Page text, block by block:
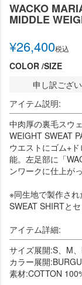
WACKO
MIDDLE
¥26,400税込
COLOR SIZE
申し訳ござ
アイテム説明:
中肉厚の裏毛スウ
WEIGHT SWEAT
ウエストにゴム+
能。左足部に「
ンワークに仕上が
※同生地で製作さ
SWEAT SHIRTと
アイテム詳細:
サイズ展開:S、M
カラー展開
素材:COTTON